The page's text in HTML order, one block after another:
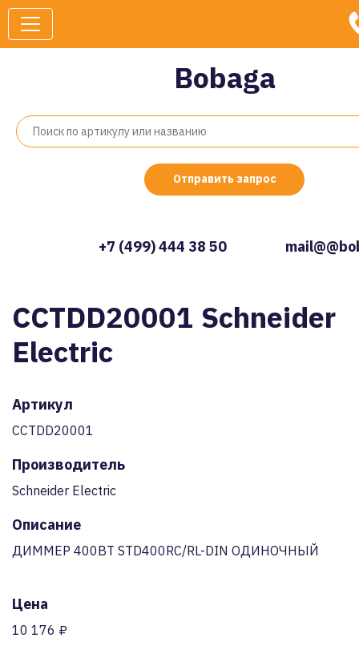
Bobaga
Отправить запрос
+7 (499) 444 38 50
CCTDD20001 Schneider
Electric
Артикул
CCTDD20001
Производитель
Schneider Electric
Описание
ДИММЕР 400ВТ STD400RC/RL-DIN ОДИНОЧНЫЙ
Цена
10 176 ₽